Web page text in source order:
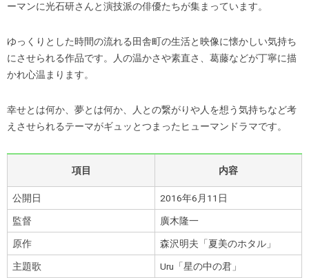
ーマンに光石研さんと演技派の俳優たちが集まっています。
ゆっくりとした時間の流れる田舎町の生活と映像に懐かしい気持ち
にさせられる作品です。人の温かさや素直さ、葛藤などが丁寧に描
かれ心温まります。
幸せとは何か、夢とは何か、人との繋がりや人を想う気持ちなど考
えさせられるテーマがギュッとつまったヒューマンドラマです。
項目 内容
公開日 2016年6月11日
監督 廣木隆一
原作 森沢明夫「夏美のホタル」
主題歌 Uru「星の中の君」